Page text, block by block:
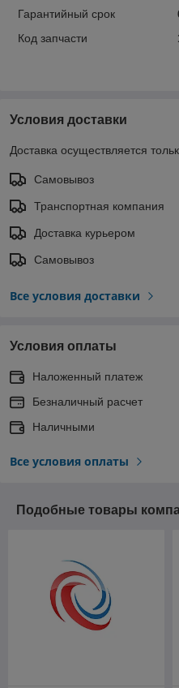
Гарантийный срок
Код запчасти
Условия доставки
Доставка осуществляется
Самовывоз
Транспортная компания
Доставка курьером
Самовывоз
Все условия доставки
Условия оплаты
Наложенный платеж
Безналичный расчет
Наличными
Все условия оплаты
Подобные товары